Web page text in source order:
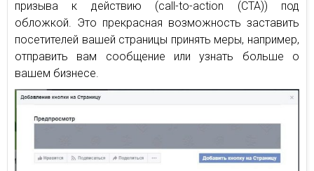
призыва к действию (call-to-action (CTA)) под
обложкой. Это прекрасная возможность заставить
посетителей вашей страницы принять меры, например,
отправить вам сообщение или узнать больше о
вашем бизнесе.